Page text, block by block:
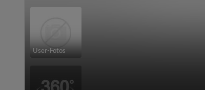
User-Fotos